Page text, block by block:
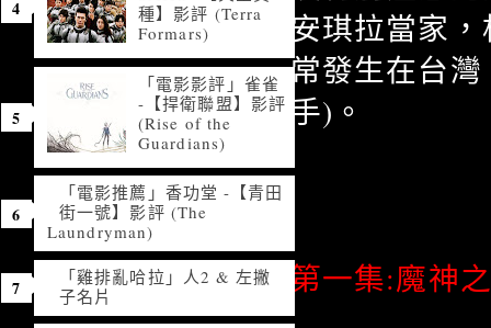
安琪拉當家
常發生在台
手)。
第一集:魔神
種】影評 (Terra
Formars)
「電影影評」雀雀
-【捍衛聯盟】影評
(Rise of the
Guardians)
「電影推薦」香功堂 -【青田
街一號】影評 (The
Laundryman)
「雞排亂哈拉」人2 & 左撇
子名片